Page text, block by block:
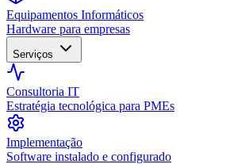
Equipamentos Informáticos
Hardware para empresas
Serviços
Consultoria IT
Estratégia tecnológica para PMEs
Implementação
Software instalado e configurado